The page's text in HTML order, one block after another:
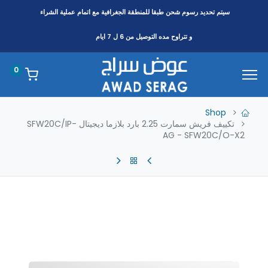
سيتم تحديد رسوم شحن طبقا للمنطقةالجغرافية مع اتمام عملية الشراء
و تتراوح مده التوصيل من 6 ل 7 ايام
0
Shop
تكييف فريش سمارت 2.25 بارد بلازما ديجيتال SFW20C/IP-
AG - SFW20C/O-X2